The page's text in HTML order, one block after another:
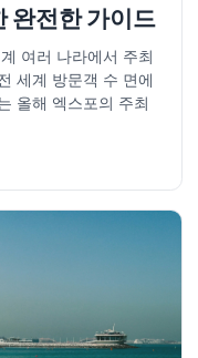
완전한 가이드
여러 나라에서 주최
세계 방문객 수 면에
올해 엑스포의 주최